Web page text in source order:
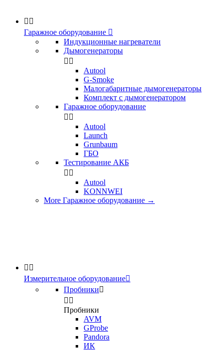
 
Гаражное оборудование 
Индукционные нагреватели
Дымогенераторы
 
Аutool
G-Smoke
Малогабаритные дымогенераторы
Комплект с дымогенератором
Гаражное оборудование
 
Autool
Launch
Grunbaum
ГБО
Тестирование АКБ
 
Autool
KONNWEI
More Гаражное оборудование →
 
Измерительное оборудование
Пробники
 
Пробники
AVM
GProbe
Pandora
ИК